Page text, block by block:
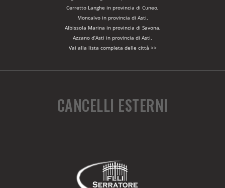
Cerretto Langhe in provincia di Cuneo,
Moncalvo in provincia di Asti,
Albissola Marina in provincia di Savona,
Azzano d’Asti in provincia di Asti,
Vai alla lista completa delle città >>
CANCELLI ESTERNI